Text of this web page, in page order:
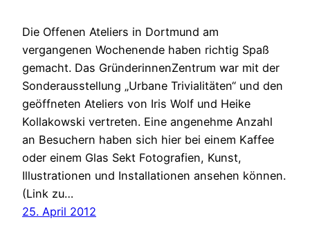
Die Offenen Ateliers in Dortmund am
vergangenen Wochenende haben richtig Spaß
gemacht. Das GründerinnenZentrum war mit der
Sonderausstellung „Urbane Trivialitäten“ und den
geöffneten Ateliers von Iris Wolf und Heike
Kollakowski vertreten. Eine angenehme Anzahl
an Besuchern haben sich hier bei einem Kaffee
oder einem Glas Sekt Fotografien, Kunst,
Illustrationen und Installationen ansehen können.
(Link zu…
25. April 2012